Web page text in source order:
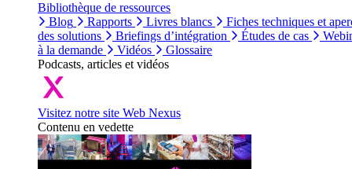
Bibliothèque de ressources
Blog
Rapports Livres blancs
Fiches techniques et
des solutions
Briefings d’intégration Études de cas
à la demande
Vidéos
Glossaire
Podcasts, articles et vidéos
Visitez notre site Web Nexus
Contenu en vedette